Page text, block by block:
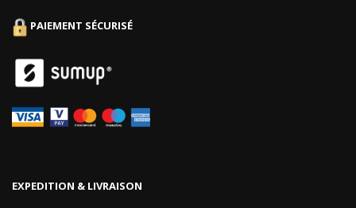
PAIEMENT SÉCURISÉ
EXPEDITION & LIVRAISON